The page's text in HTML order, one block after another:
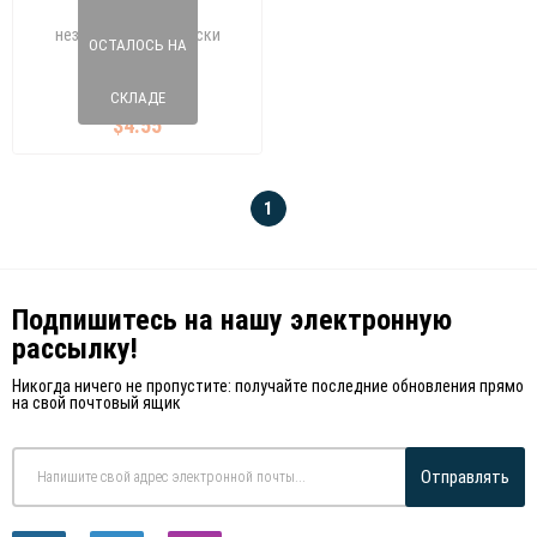
ОСТАЛОСЬ НА
СКЛАДЕ
независимой подвески
колеса Задний мост , сверху
$4.55
1K0 505 279A
1
Подпишитесь на нашу электронную
рассылку!
Никогда ничего не пропустите: получайте последние обновления прямо
на свой почтовый ящик
Отправлять